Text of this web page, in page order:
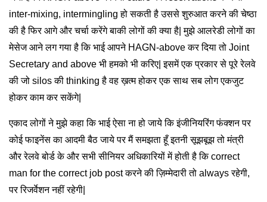
inter-mixing, intermingling हो सकती है उससे शुरुआत करने की चेष्ठा
की है फिर आगे और चर्चा करेंगे बाकी लोगों की क्या है| मुझे आलरेडी लोगों का
मेसेज आने लग गया है कि भाई आपने HAGN-above कर दिया तो Joint
Secretary and above भी हमको भी करिए| इसमें एक प्रकार से पूरे रेलवे
की जो silos की thinking है वह ख़त्म होकर एक साथ सब लोग एकजुट
होकर काम कर सकेंगे|
एकाद लोगों ने मुझे कहा कि भाई ऐसा ना हो जाये कि इंजीनियरिंग फंक्शन पर
कोई फाइनेंस का आदमी बैठ जाये पर मैं समझता हूँ इतनी सूझबूझ तो मंत्री
और रेलवे बोर्ड के और सभी सीनियर अधिकारियों में होती है कि correct
man for the correct job post करने की ज़िम्मेदारी तो always रहेगी,
पर रिजर्वेशन नहीं रहेगी|